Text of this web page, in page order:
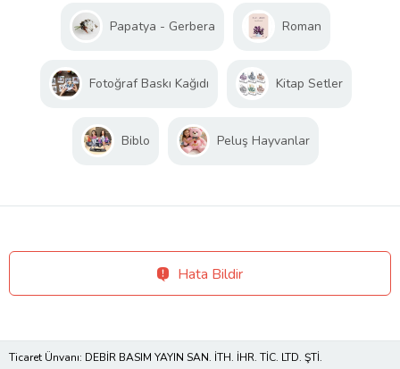
Papatya - Gerbera Roman
Fotoğraf Baskı Kağıdı Kitap Setler
Biblo Peluş Hayvanlar
Hata Bildir
Ticaret Ünvanı: DEBİR BASIM YAYIN SAN. İTH. İHR. TİC. LTD. ŞTİ.